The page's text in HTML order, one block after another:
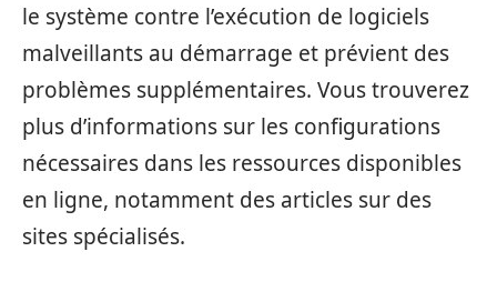
le système contre l’exécution de logiciels
malveillants au démarrage et prévient des
problèmes supplémentaires. Vous trouverez
plus d’informations sur les configurations
nécessaires dans les ressources disponibles
en ligne, notamment des articles sur des
sites spécialisés.